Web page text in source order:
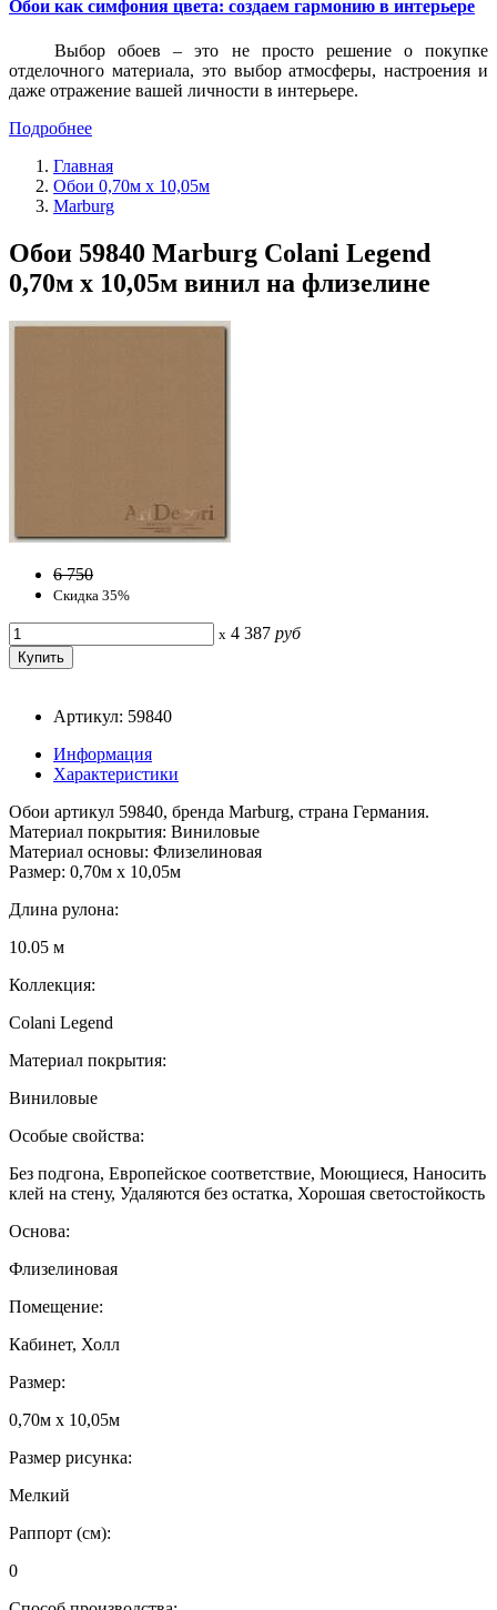
Обои как симфония цвета: создаем гармонию в интерьере
Выбор обоев – это не просто решение о покупке
отделочного материала, это выбор атмосферы, настроения и
даже отражение вашей личности в интерьере.
Подробнее
Главная
Обои 0,70м x 10,05м
Marburg
Обои 59840 Marburg Colani Legend
0,70м x 10,05м винил на флизелине
6 750
Скидка 35%
x 4 387 руб
Артикул: 59840
Информация
Характеристики
Обои артикул 59840, бренда Marburg, страна Германия.
Материал покрытия: Виниловые
Материал основы: Флизелиновая
Размер: 0,70м x 10,05м
Длина рулона:
10.05 м
Коллекция:
Colani Legend
Материал покрытия:
Виниловые
Особые свойства:
Без подгона, Европейское соответствие, Моющиеся, Наносить
клей на стену, Удаляются без остатка, Хорошая светостойкость
Основа:
Флизелиновая
Помещение:
Кабинет, Холл
Размер:
0,70м x 10,05м
Размер рисунка:
Мелкий
Раппорт (см):
0